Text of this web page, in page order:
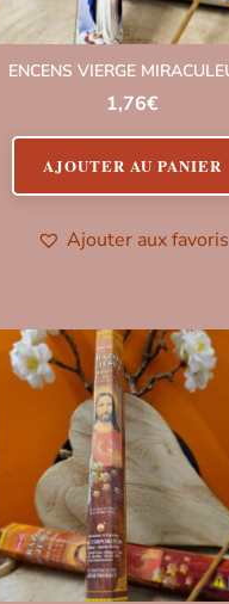
ENCENS VIERGE
1,76€
AJOUTER AU PANIER
Ajouter aux favoris